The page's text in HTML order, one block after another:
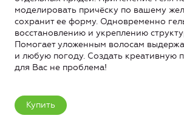
моделировать причёску по вашему
сохранит ее форму. Одновременно
восстановлению и укреплению
Помогает уложенным волосам
и любую погоду. Создать креативную
для Вас не проблема!
Купить